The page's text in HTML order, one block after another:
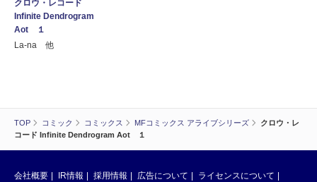
TOP コミック コミックス MFコミックス アライブシリーズ
クロウ・レ
コード Infinite Dendrogram Aot １
クロウ・レコード
Infinite Dendrogram
Aot １
La-na 他
会社概要 IR情報 採用情報 広告について
ライセンスについて